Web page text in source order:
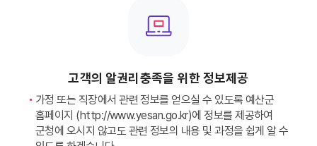
고객의 알권리충족을 위한 정보제공
가정 또는 직장에서 관련 정보를 얻으실 수 있도록 예산군
홈페이지 (http://www.yesan.go.kr)에 정보를 제공하여
군청에 오시지 않고도 관련 정보의 내용 및 과정을 쉽게 알 수